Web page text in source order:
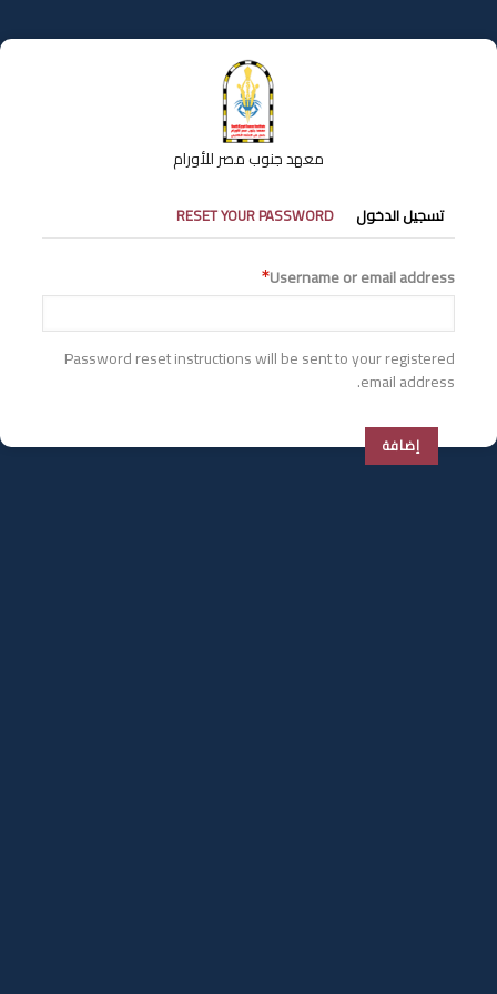
إلى
المحتوى
معهد جنوب مصر للأورام
التبويبات
الأساسية
تسجيل الدخول RESET YOUR PASSWORD
Username or email address
Password reset instructions will be sent to your registered
email address.